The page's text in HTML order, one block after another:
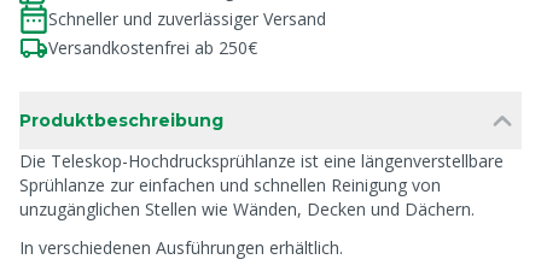
Schneller und zuverlässiger Versand
Versandkostenfrei ab 250€
Produktbeschreibung
Die Teleskop-Hochdrucksprühlanze ist eine längenverstellbare
Sprühlanze zur einfachen und schnellen Reinigung von
unzugänglichen Stellen wie Wänden, Decken und Dächern.
In verschiedenen Ausführungen erhältlich.